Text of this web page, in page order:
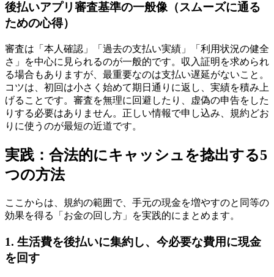
後払いアプリ審査基準の一般像（スムーズに通る
ための心得）
審査は「本人確認」「過去の支払い実績」「利用状況の健全
さ」を中心に見られるのが一般的です。収入証明を求められ
る場合もありますが、最重要なのは支払い遅延がないこと。
コツは、初回は小さく始めて期日通りに返し、実績を積み上
げることです。審査を無理に回避したり、虚偽の申告をした
りする必要はありません。正しい情報で申し込み、規約どお
りに使うのが最短の近道です。
実践：合法的にキャッシュを捻出する5
つの方法
ここからは、規約の範囲で、手元の現金を増やすのと同等の
効果を得る「お金の回し方」を実践的にまとめます。
1. 生活費を後払いに集約し、今必要な費用に現金
を回す